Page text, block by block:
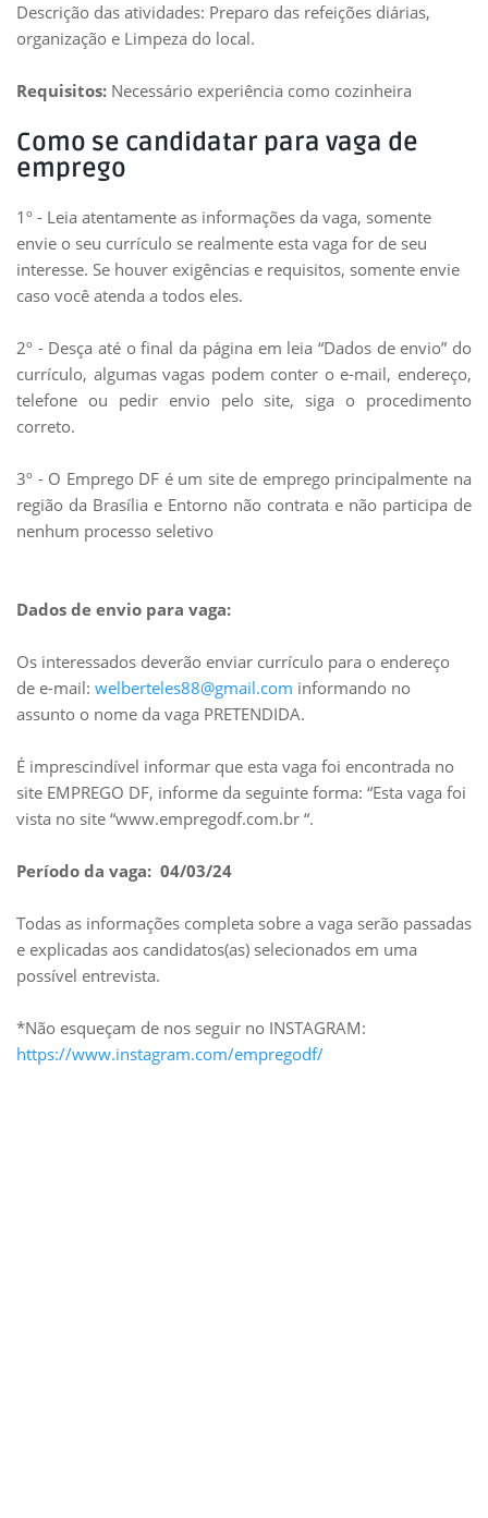
Descrição das atividades: Preparo das refeições diárias,
organização e Limpeza do local.
Requisitos: Necessário experiência como cozinheira
Como se candidatar para vaga de
emprego
1º - Leia atentamente as informações da vaga, somente
envie o seu currículo se realmente esta vaga for de seu
interesse. Se houver exigências e requisitos, somente envie
caso você atenda a todos eles.
2º - Desça até o final da página em leia “Dados de envio” do
currículo, algumas vagas podem conter o e-mail, endereço,
telefone ou pedir envio pelo site, siga o procedimento
correto.
3º - O Emprego DF é um site de emprego principalmente na
região da Brasília e Entorno não contrata e não participa de
nenhum processo seletivo
Dados de envio para vaga:
Os interessados deverão enviar currículo para o endereço
de e-mail: welberteles88@gmail.com informando no
assunto o nome da vaga PRETENDIDA.
É imprescindível informar que esta vaga foi encontrada no
site EMPREGO DF, informe da seguinte forma: “Esta vaga foi
vista no site “www.empregodf.com.br “.
Período da vaga: 04/03/24
Todas as informações completa sobre a vaga serão passadas
e explicadas aos candidatos(as) selecionados em uma
possível entrevista.
*Não esqueçam de nos seguir no INSTAGRAM:
https://www.instagram.com/empregodf/